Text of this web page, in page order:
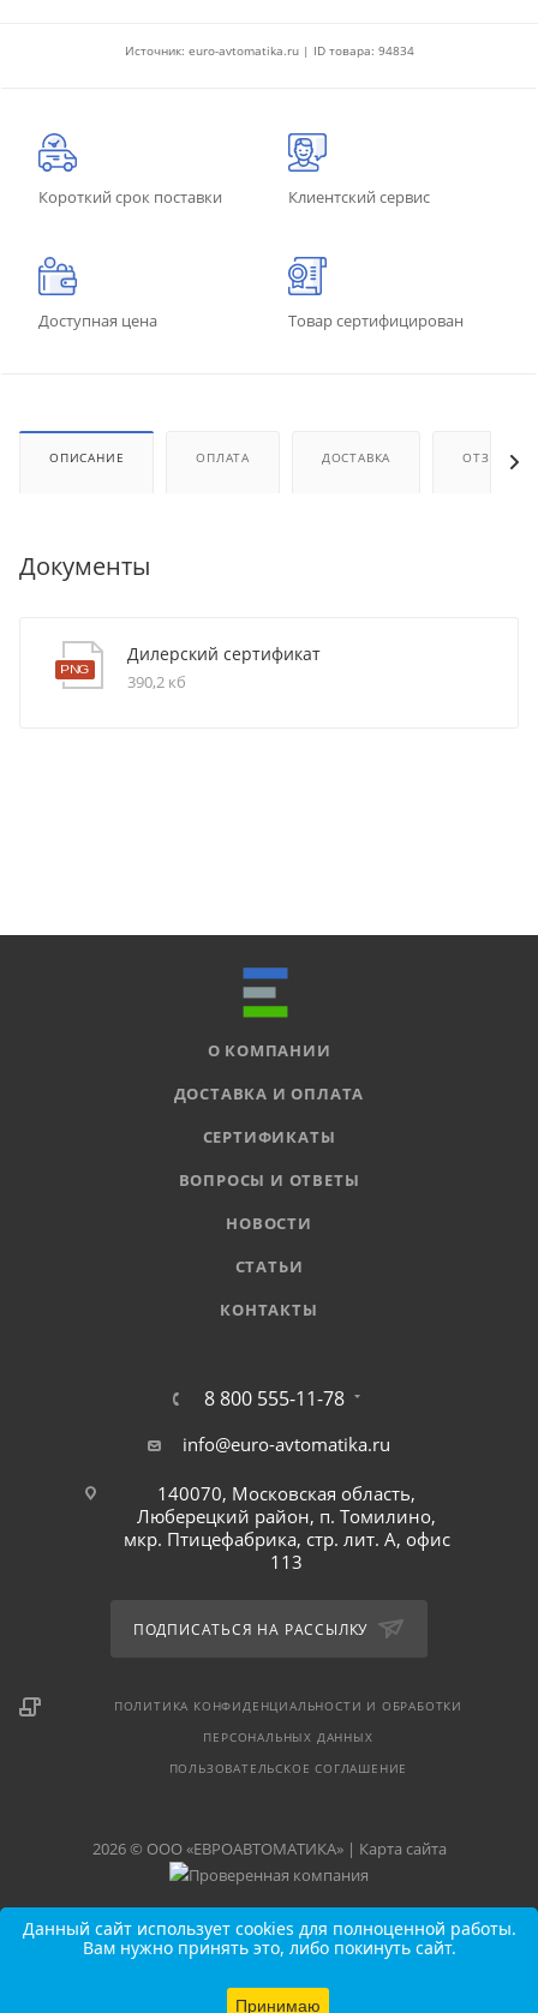
Источник: euro-avtomatika.ru | ID товара: 94834
Короткий срок поставки Клиентский сервис
Доступная цена Товар сертифицирован
ОПИСАНИЕ ОПЛАТА ДОСТАВКА ОТЗЫВЫ
Документы
Дилерский сертификат
390,2 кб
О КОМПАНИИ
ДОСТАВКА И ОПЛАТА
СЕРТИФИКАТЫ
ВОПРОСЫ И ОТВЕТЫ
НОВОСТИ
СТАТЬИ
КОНТАКТЫ
8 800 555-11-78
info@euro-avtomatika.ru
140070, Московская область,
Люберецкий район, п. Томилино,
мкр. Птицефабрика, стр. лит. А, офис
113
ПОДПИСАТЬСЯ НА РАССЫЛКУ
ПОЛИТИКА КОНФИДЕНЦИАЛЬНОСТИ И ОБРАБОТКИ
ПЕРСОНАЛЬНЫХ ДАННЫХ
ПОЛЬЗОВАТЕЛЬСКОЕ СОГЛАШЕНИЕ
2026 © ООО «ЕВРОАВТОМАТИКА» | Карта сайта
Данный сайт использует cookies для полноценной работы.
Вам нужно принять это, либо покинуть сайт.
Принимаю